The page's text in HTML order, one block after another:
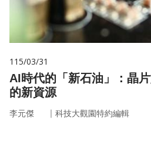
115/03/31
AI時代的「新石油」：晶
的新資源
李元傑 ｜ 科技大觀園特約編輯